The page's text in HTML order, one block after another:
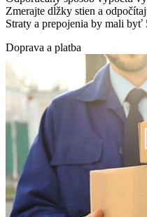
Zmerajte dĺžky stien a
Straty a prepojenia by mali byť
Doprava a platba